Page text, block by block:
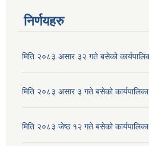
निर्णयहरु
मिति २०८३ असार ३२ गते बसेको
मिति २०८३ असार ३ गते बसेको
मिति २०८३ जेष्ठ १२ गते बसेको